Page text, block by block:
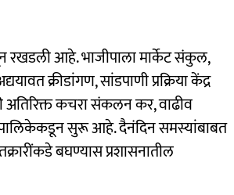
रखडली आहे. भाजीपाला मार्केट संकुल,
क्रीडांगण, सांडपाणी प्रक्रिया केंद्र
कचरा संकलन कर, वाढीव
सुरू आहे. दैनंदिन समस्यांबाबत
बघण्यास प्रशासनातील